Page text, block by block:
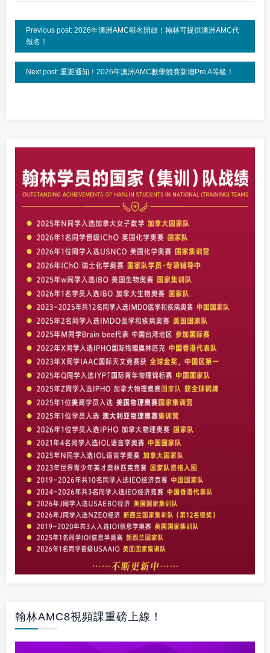
Previous post: 2026年澳洲AMC報名開啟！翰林可提供澳洲AMC代
報名！
Next post: 重要通知！2026年澳洲AMC數學競賽新增Pre A等級！
翰林AMC8視頻課重磅上線！